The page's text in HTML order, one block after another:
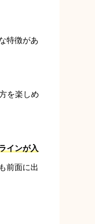
特徴があ
を楽しめ
インが入
前面に出